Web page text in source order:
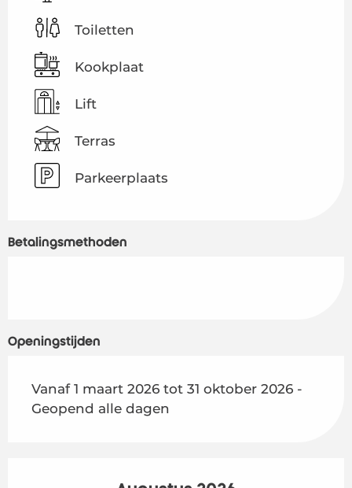
Toiletten
Kookplaat
Lift
Terras
Parkeerplaats
Betalingsmethoden
Openingstijden
Vanaf 1 maart 2026 tot 31 oktober 2026 -
Geopend alle dagen